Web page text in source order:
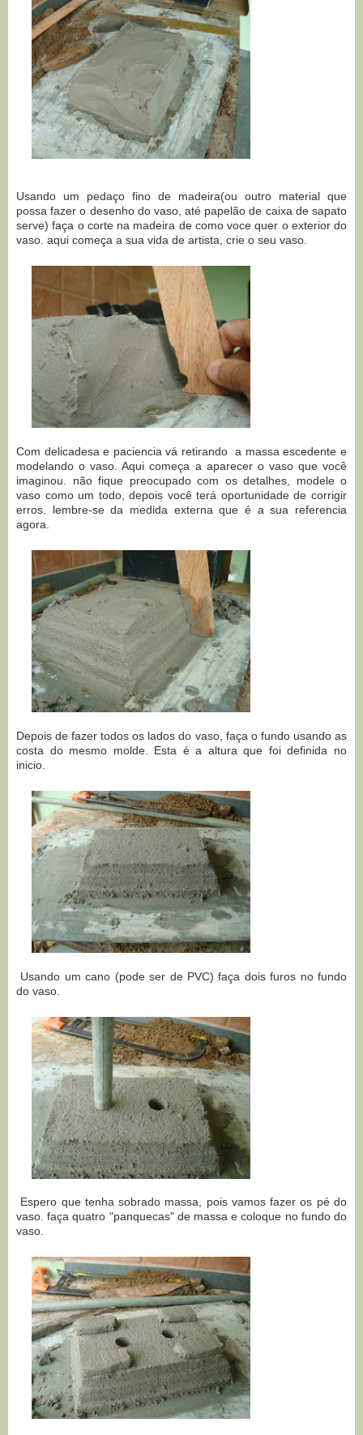
Usando um pedaço fino de madeira(ou outro material que
possa fazer o desenho do vaso, até papelão de caixa de sapato
serve) faça o corte na madeira de como voce quer o exterior do
vaso. aqui começa a sua vida de artista, crie o seu vaso.
Com delicadesa e paciencia vá retirando a massa escedente e
modelando o vaso. Aqui começa a aparecer o vaso que você
imaginou. não fique preocupado com os detalhes, modele o
vaso como um todo, depois você terá oportunidade de corrigir
erros. lembre-se da medida externa que é a sua referencia
agora.
Depois de fazer todos os lados do vaso, faça o fundo usando as
costa do mesmo molde. Esta é a altura que foi definida no
inicio.
Usando um cano (pode ser de PVC) faça dois furos no fundo
do vaso.
Espero que tenha sobrado massa, pois vamos fazer os pé do
vaso. faça quatro "panquecas" de massa e coloque no fundo do
vaso.